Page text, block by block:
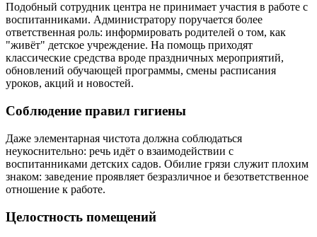
Подобный сотрудник центра не принимает участия в работе с
воспитанниками. Администратору поручается более
ответственная роль: информировать родителей о том, как
"живёт" детское учреждение. На помощь приходят
классические средства вроде праздничных мероприятий,
обновлений обучающей программы, смены расписания
уроков, акций и новостей.
Соблюдение правил гигиены
Даже элементарная чистота должна соблюдаться
неукоснительно: речь идёт о взаимодействии с
воспитанниками детских садов. Обилие грязи служит плохим
знаком: заведение проявляет безразличное и безответственное
отношение к работе.
Целостность помещений